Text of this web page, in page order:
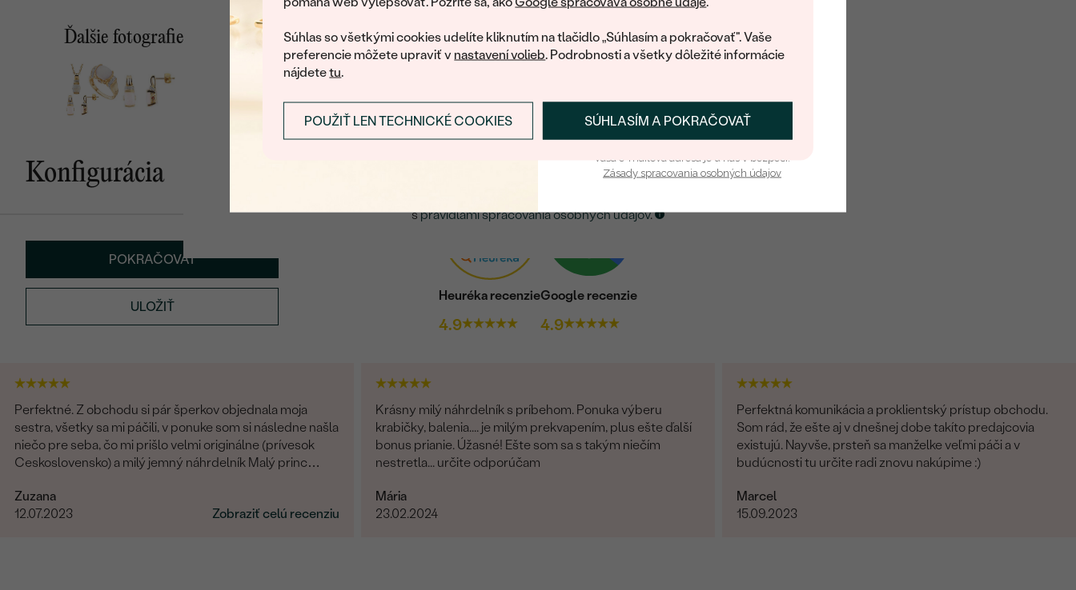
Súhlas so všetkými cookies udelíte kliknutím na tlačidlo „Súhlasím a pokračovať". Vaše
preferencie môžete upraviť v nastavení volieb. Podrobnosti a všetky dôležité informácie
nájdetetu.
SÚHLASÍM A POKRAČOVAŤ
POUŽIŤ LEN TECHNICKÉ COOKIES
Ďalšie fotografie
Konfigurácia
POKRAČOVAT
ULOŽIŤ
Heuréka recenzie
4.9
Google recenzie
4.9
Perfektné. Z obchodu si pár šperkov objednala moja
sestra, všetky sa mi páčili, v ponuke som si následne našla
niečo pre seba, čo mi prišlo velmi originálne (prívesok
Ceskoslovensko) a milý jemný náhrdelník Malý princ
Obchod a tovar odporúčam, kto hladá šperk, urcite si
nájde to svoje.
Zuzana
12.07.2023
Zobraziť celú recenziu
Krásny milý náhrdelník s príbehom. Ponuka výberu
krabičky, balenia.... je milým prekvapením, plus ešte ďalší
bonus prianie. Úžasné! Ešte som sa s takým niečím
nestretla... určite odporúčam
Mária
23.02.2024
Perfektná komunikácia a proklientský prístup obchodu.
Som rád, že ešte aj v dnešnej dobe takíto predajcovia
existujú. Nayvše, prsteň sa manželke veľmi páči a v
budúcnosti tu určite radi znovu nakúpime :)
Marcel
15.09.2023
U nás na vás stále čaká množstvo podobných produktov. Pokiaľ chcete byť informovaní o dostupnosti tohoto
šperku, nechajte nám svoj e-mail.
ZASLAŤ UPOZORNENIE NA TENTO
spravidlami spracovania osobných údajov.
Prihlásiť sa a získať zľavu
Vaša e-mailová adresa je u nás v bezpečí.
Zásady spracovania osobných údajov